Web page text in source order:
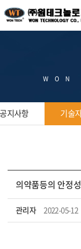
WON
공지사항 기술
의약품등의 안정
관리자 2022-05-12